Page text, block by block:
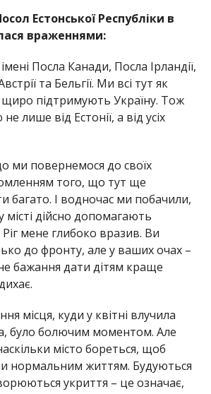
Естонської Республіки в
враженнями:
Посла Канади, Посла Ірландії,
та Бельгії. Ми всі тут як
щиро підтримують Україну. Тож
лише від Естонії, а від усіх
ми повернемося до своїх
того, що тут ще
багато. І водночас ми побачили,
місті дійсно допомагають
мене глибоко вразив. Ви
до фронту, але у ваших очах –
бажання дати дітям краще
місця, куди у квітні влучила
було болючим моментом. Але
місто бореться, щоб
нормальним життям. Будуються
укриття – це означає,